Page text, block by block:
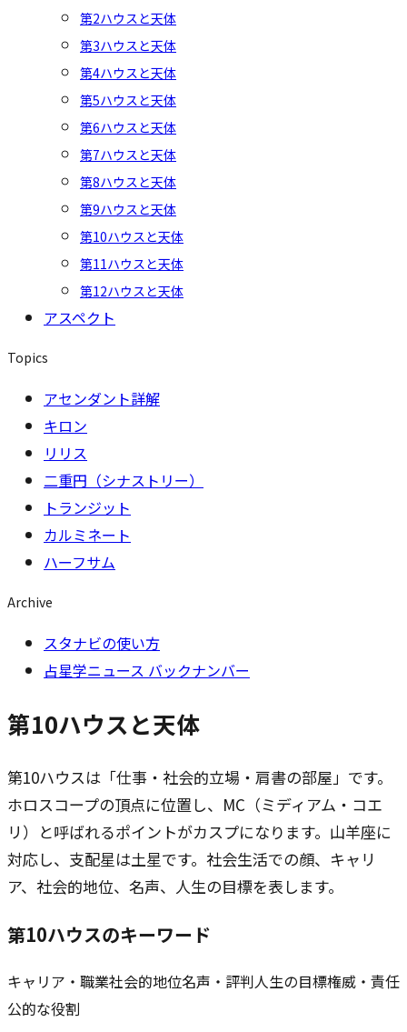
第2ハウスと天体
第3ハウスと天体
第4ハウスと天体
第5ハウスと天体
第6ハウスと天体
第7ハウスと天体
第8ハウスと天体
第9ハウスと天体
第10ハウスと天体
第11ハウスと天体
第12ハウスと天体
アスペクト
Topics
アセンダント詳解
キロン
リリス
二重円（シナストリー）
トランジット
カルミネート
ハーフサム
Archive
スタナビの使い方
占星学ニュース バックナンバー
第10ハウスと天体
第10ハウスは「仕事・社会的立場・肩書の部屋」です。
ホロスコープの頂点に位置し、MC（ミディアム・コエ
リ）と呼ばれるポイントがカスプになります。山羊座に
対応し、支配星は土星です。社会生活での顔、キャリ
ア、社会的地位、名声、人生の目標を表します。
第10ハウスのキーワード
キャリア・職業社会的地位名声・評判人生の目標権威・責任
公的な役割